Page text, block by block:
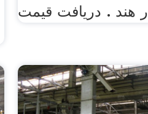
هند . دریافت قیمت